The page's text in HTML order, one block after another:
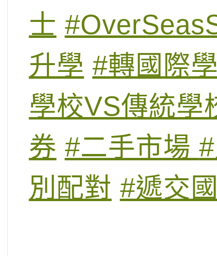
士
升學 #轉國際
學校VS傳統學
券 #二手市場
別配對 #遞交